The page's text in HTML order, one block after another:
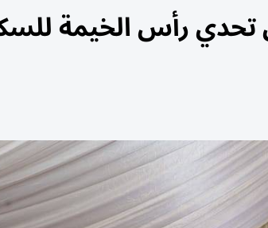
تحدي رأس الخيمة